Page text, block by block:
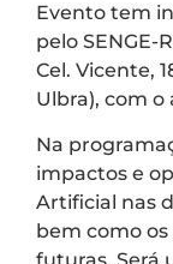
Evento tem
pelo SENGE-
Cel. Vicente,
Ulbra), com o
Na
impactos e
Artificial nas
bem como